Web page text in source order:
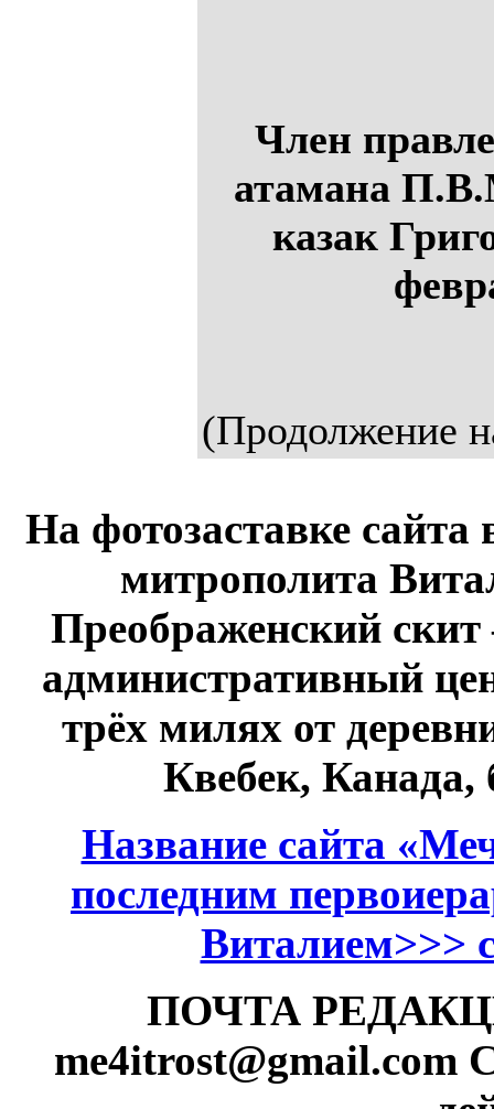
Член
атамана
казак
(Продолжение
На фотозаставке сайта
митрополита
Преображенский
административный
трёх милях от
Квебек,
Название сайта
последним
Виталием>>>
ПОЧТА
me4itrost@gmail.com